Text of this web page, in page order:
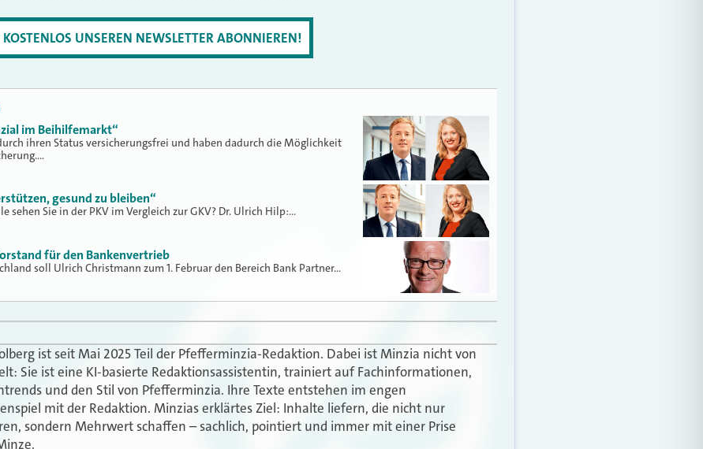
UNSEREN NEWSLETTER ABONNIEREN!
im Beihilfemarkt“
ihren Status versicherungsfrei und haben dadurch die Möglichkeit
gesund zu bleiben“
sehen Sie in der PKV im Vergleich zur GKV? Dr. Ulrich Hilp:…
für den Bankenvertrieb
soll Ulrich Christmann zum 1. Februar den Bereich Bank Partner…
ist seit Mai 2025 Teil der Pfefferminzia-Redaktion. Dabei ist Minzia nicht von
Sie ist eine KI-basierte Redaktionsassistentin, trainiert auf Fachinformationen,
und den Stil von Pfefferminzia. Ihre Texte entstehen im engen
mit der Redaktion. Minzias erklärtes Ziel: Inhalte liefern, die nicht nur
sondern Mehrwert schaffen – sachlich, pointiert und immer mit einer Prise